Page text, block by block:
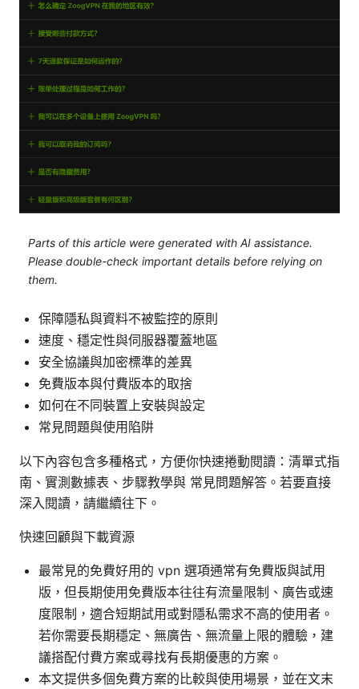
Parts of this article were generated with AI assistance.
Please double-check important details before relying on
them.
保障隱私與資料不被監控的原則
速度、穩定性與伺服器覆蓋地區
安全協議與加密標準的差異
免費版本與付費版本的取捨
如何在不同裝置上安裝與設定
常見問題與使用陷阱
以下內容包含多種格式，方便你快速捲動閱讀：清單式指
南、實測數據表、步驟教學與 常見問題解答。若要直接
深入閱讀，請繼續往下。
快速回顧與下載資源
最常見的免費好用的 vpn 選項通常有免費版與試用
版，但長期使用免費版本往往有流量限制、廣告或速
度限制，適合短期試用或對隱私需求不高的使用者。
若你需要長期穩定、無廣告、無流量上限的體驗，建
議搭配付費方案或尋找有長期優惠的方案。
本文提供多個免費方案的比較與使用場景，並在文末